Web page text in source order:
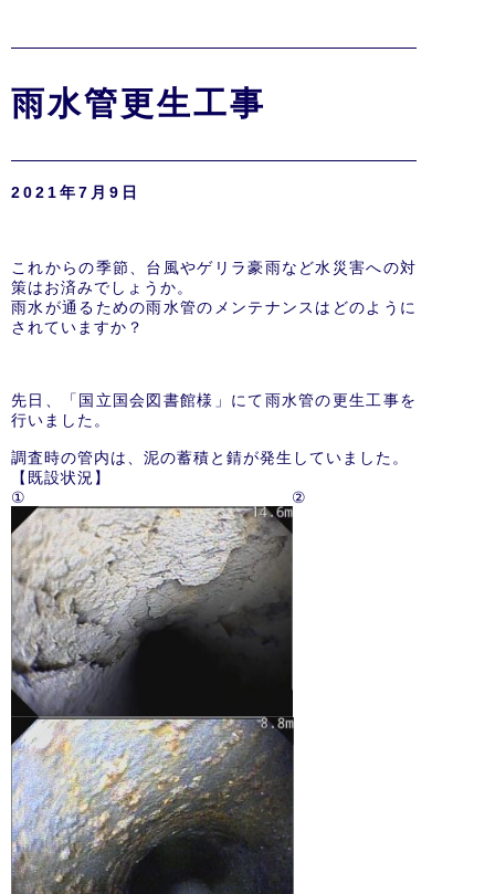
雨水管更生工事
2021年7月9日
これからの季節、台風やゲリラ豪雨など水災害への対
策はお済みでしょうか。
雨水が通るための雨水管のメンテナンスはどのように
されていますか？
先日、「国立国会図書館様」にて雨水管の更生工事を
行いました。
調査時の管内は、泥の蓄積と錆が発生していました。
【既設状況】
① ②